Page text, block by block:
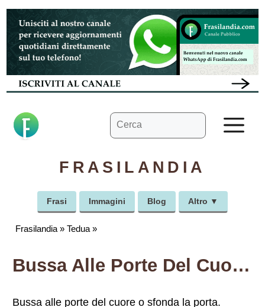
Vai
contenuto
Ricerca
per:
FRASILANDIA
Frasi Immagini Blog Altro ▼
Frasilandia »Tedua »
Bussa Alle Porte Del Cuore O Sfonda La Porta.
Bussa alle porte del cuore o sfonda la porta.